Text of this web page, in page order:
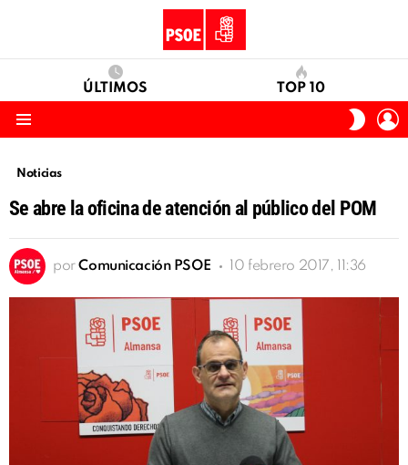
ÚLTIMOS TOP 10
SKIN
Noticias
Se abre la oficina de atención al público del POM
por Comunicación PSOE 10 febrero 2017, 11:36